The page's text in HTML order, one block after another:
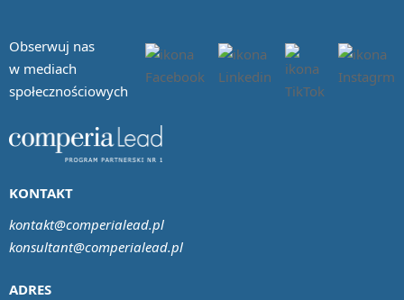
Obserwuj nas
w mediach
społecznościowych
ADRES
KONTAKT
kontakt@comperialead.pl
konsultant@comperialead.pl